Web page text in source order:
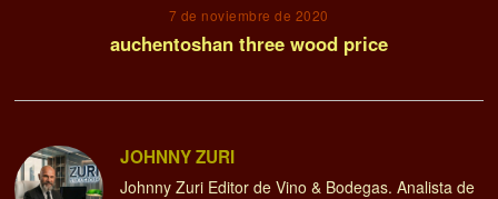
7 de noviembre de 2020
auchentoshan three wood price
JOHNNY ZURI
Johnny Zuri Editor de Vino & Bodegas. Analista de